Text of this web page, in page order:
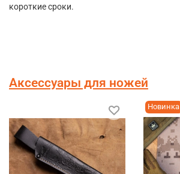
короткие сроки.
Аксессуары для ножей
Новинка